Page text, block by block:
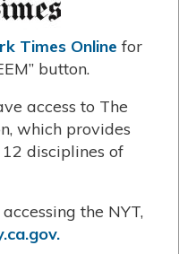
Times Online for
button.
access to The
which provides
disciplines of
the NYT,